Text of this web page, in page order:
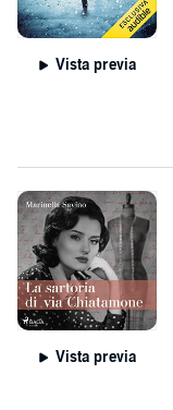
Vista previa
Vista previa